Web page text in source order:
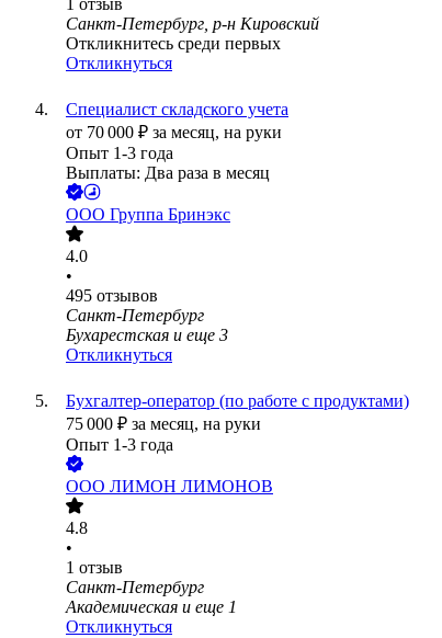
1 отзыв
Санкт-Петербург, р-н Кировский
Откликнитесь среди первых
Откликнуться
Специалист складского учета
от 70 000 ₽ за месяц, на руки
Опыт 1-3 года
Выплаты: Два раза в месяц
ООО Группа Бринэкс
4.0
•
495 отзывов
Санкт-Петербург
Бухарестская и еще 3
Откликнуться
Бухгалтер-оператор (по работе с продуктами)
75 000 ₽ за месяц, на руки
Опыт 1-3 года
ООО ЛИМОН ЛИМОНОВ
4.8
•
1 отзыв
Санкт-Петербург
Академическая и еще 1
Откликнуться